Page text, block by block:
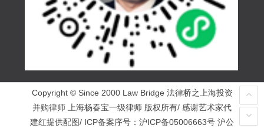
Copyright © Since 2000 Law Bridge 法律桥之上海投资
并购律师 上海杨春宝一级律师 版权所有/ 感谢艺术家代
建红提供配图/ ICP备案序号： 沪ICP备05006663号 沪公